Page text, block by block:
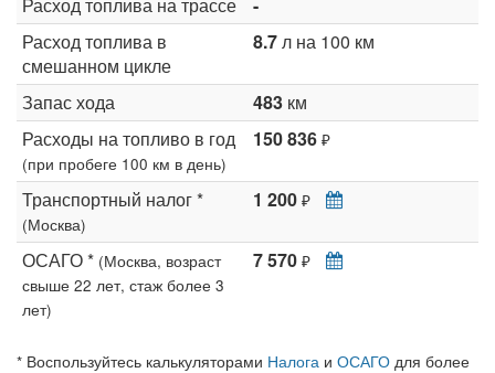
Расход топлива в
смешанном цикле
8.7л на 100 км
Запас хода 483 км
Расходы на топливо в год
(при пробеге 100 км в день)
150 836 ₽
Транспортный налог *
(Москва)
1 200 ₽
ОСАГО * (Москва, возраст
свыше 22 лет, стаж более 3
лет)
7 570 ₽
* Воспользуйтесь калькуляторами Налога и ОСАГО для более